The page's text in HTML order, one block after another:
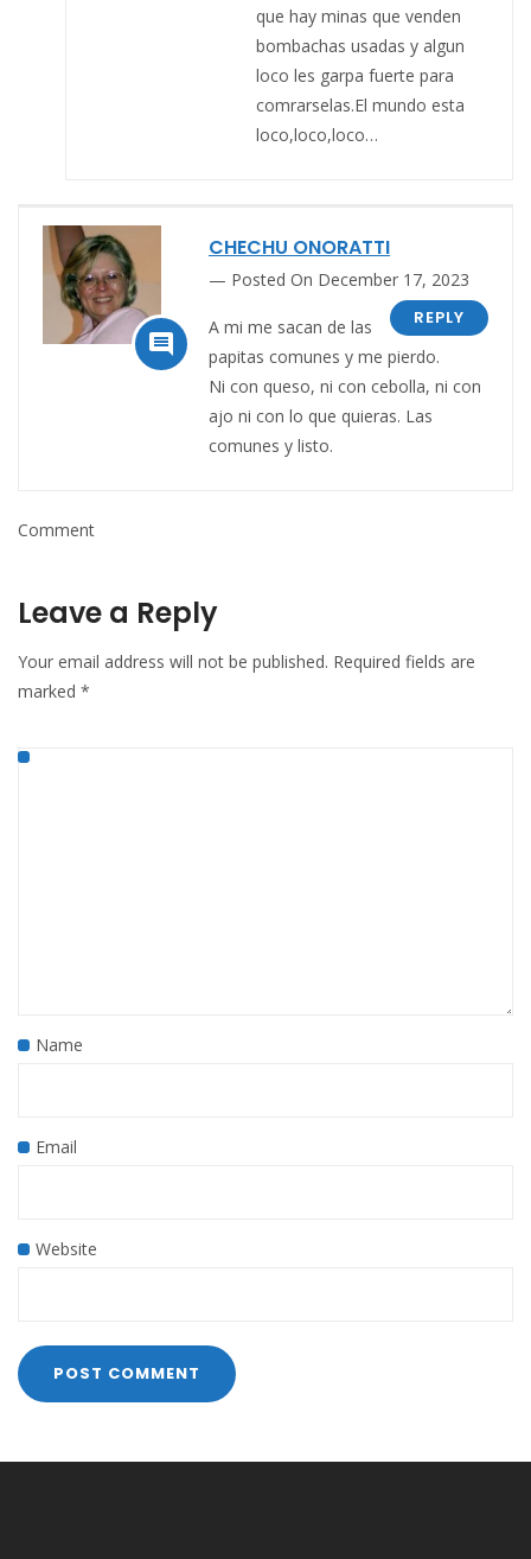
que hay minas que venden
bombachas usadas y algun
loco les garpa fuerte para
comrarselas.El mundo esta
loco,loco,loco…

CHECHU ONORATTI
Posted On December 17, 2023
REPLY
A mi me sacan de las
papitas comunes y me pierdo.
Ni con queso, ni con cebolla, ni con
ajo ni con lo que quieras. Las
comunes y listo.
Comment
Leave a Reply
Your email address will not be published. Required fields are
marked *
Name
Email
Website